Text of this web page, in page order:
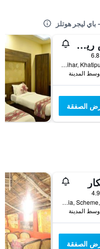
ليجر هوتلز
هوتل ياش ريجنسي
8-21, Marudhar Vihar, Khatipura Circle, جايبور, الهند
الصفقة
187, Barodia, Scheme, Banipark, جايبور, الهند
الصفقة